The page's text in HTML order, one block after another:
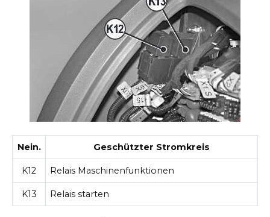
Nein. Geschützter Stromkreis
K12 Relais Maschinenfunktionen
K13 Relais starten